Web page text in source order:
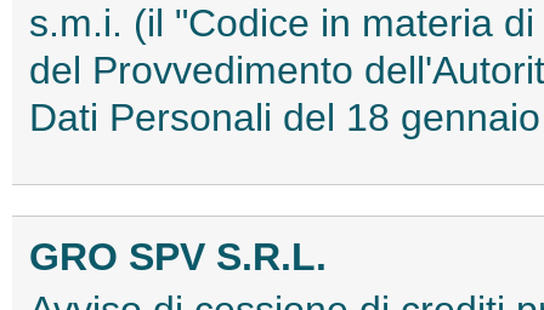
s.m.i. (il "Codice in materia
del Provvedimento
Dati Personali del 18
GRO SPV S.R.L.